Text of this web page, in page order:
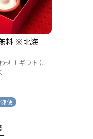
せ！ギフトに
料 ※北海
便